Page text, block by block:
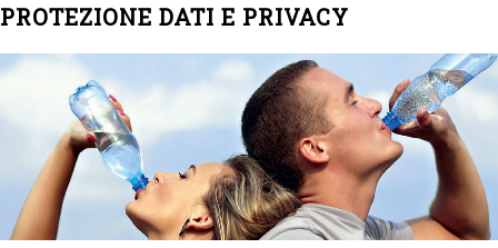
PROTEZIONE DATI E PRIVACY